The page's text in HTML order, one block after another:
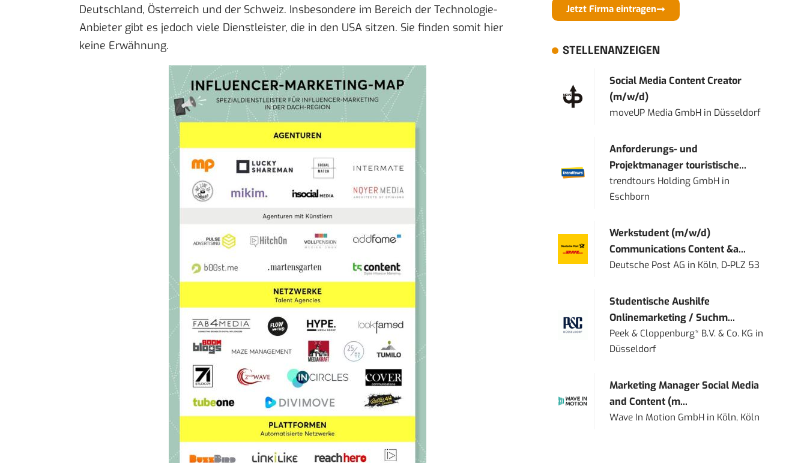
Deutschland, Österreich und der Schweiz. Insbesondere im Bereich der Technologie-
Anbieter gibt es jedoch viele Dienstleister, die in den USA sitzen. Sie finden somit hier
keine Erwähnung.
Jetzt Firma eintragen
STELLENANZEIGEN
Social Media Content Creator
(m/w/d)
moveUP Media GmbH in Düsseldorf
Anforderungs- und
Projektmanager touristische...
trendtours Holding GmbH in
Eschborn
Werkstudent (m/w/d)
Communications Content &a...
Deutsche Post AG in Köln, D-PLZ 53
Studentische Aushilfe
Onlinemarketing / Suchm...
Peek & Cloppenburg* B.V. & Co. KG in
Düsseldorf
Marketing Manager Social Media
and Content (m...
Wave In Motion GmbH in Köln, Köln